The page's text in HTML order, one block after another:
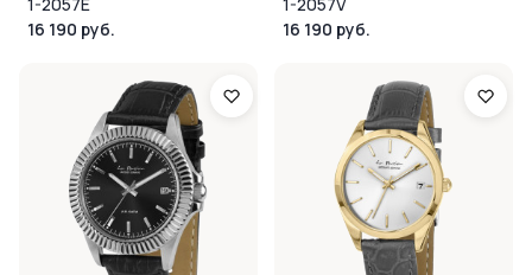
16 190 руб.
16 190 руб.